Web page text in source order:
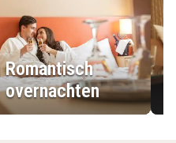
Romantisch
overnachten